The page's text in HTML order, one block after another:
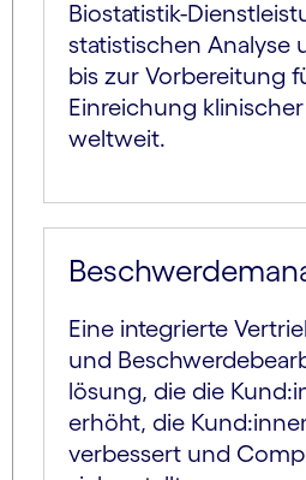
Biostatistik-
statistischen Analyse
bis zur Vorbereitung
Einreichung
weltweit.
Eine integrierte
und
lösung, die die
erhöht, die
verbessert und